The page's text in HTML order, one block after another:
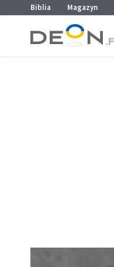
Przejdź do menu głównego
Przejdź do treści
Biblia Magazyn